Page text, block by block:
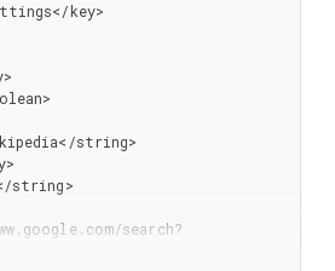
key>
string>
string>
search?